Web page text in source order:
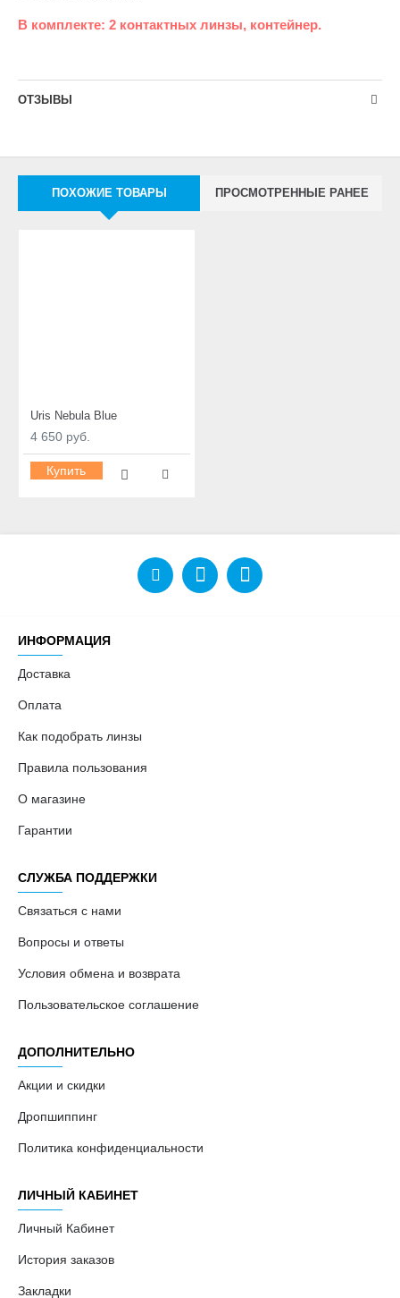
В комплекте: 2 контактных линзы, контейнер.
ОТЗЫВЫ
ПОХОЖИЕ ТОВАРЫ ПРОСМОТРЕННЫЕ РАНЕЕ
Uris Nebula Blue
4 650 руб.
Купить
ИНФОРМАЦИЯ
Доставка
Оплата
Как подобрать линзы
Правила пользования
О магазине
Гарантии
СЛУЖБА ПОДДЕРЖКИ
Связаться с нами
Вопросы и ответы
Условия обмена и возврата
Пользовательское соглашение
ДОПОЛНИТЕЛЬНО
Акции и скидки
Дропшиппинг
Политика конфиденциальности
ЛИЧНЫЙ КАБИНЕТ
Личный Кабинет
История заказов
Закладки